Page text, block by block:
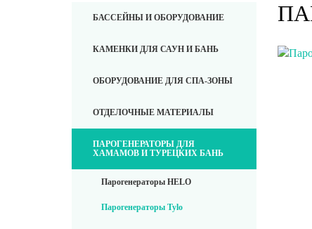
БАССЕЙНЫ И ОБОРУДОВАНИЕ
КАМЕНКИ ДЛЯ САУН И БАНЬ
ОБОРУДОВАНИЕ ДЛЯ СПА-ЗОНЫ
ОТДЕЛОЧНЫЕ МАТЕРИАЛЫ
ПАРОГЕНЕРАТОРЫ ДЛЯ
ХАМАМОВ И ТУРЕЦКИХ БАНЬ
Парогенераторы HELO
Парогенераторы Tylo